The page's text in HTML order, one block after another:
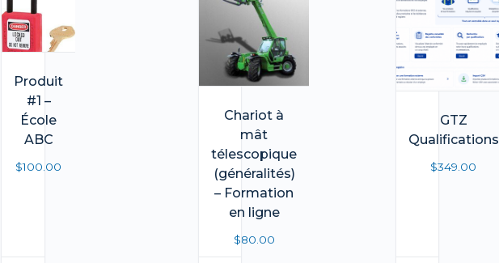
Produit
#1 –
École
ABC
$100.00
Chariot à
mât
télescopique
(généralités)
– Formation
en ligne
$80.00
GTZ
Qualifications
$349.00